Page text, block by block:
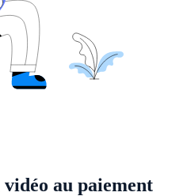
au paiement